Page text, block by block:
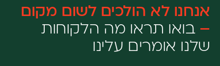
אנחנו לא הולכים לשום מקום
–בואו תראו מה הלקוחות
שלנו אומרים עלינו